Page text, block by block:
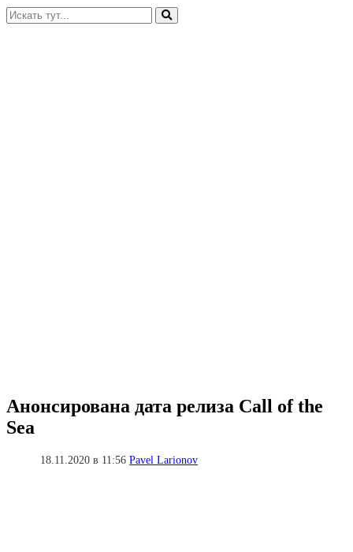
Искать:
Анонсирована дата релиза Call of the
Sea
18.11.2020 в 11:56Pavel Larionov